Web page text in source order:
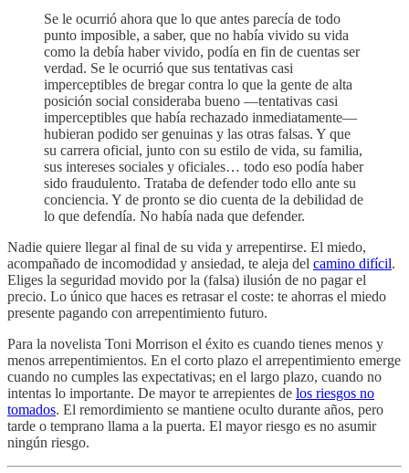
Se le ocurrió ahora que lo que antes parecía de todo
punto imposible, a saber, que no había vivido su vida
como la debía haber vivido, podía en fin de cuentas ser
verdad. Se le ocurrió que sus tentativas casi
imperceptibles de bregar contra lo que la gente de alta
posición social consideraba bueno —tentativas casi
imperceptibles que había rechazado inmediatamente—
hubieran podido ser genuinas y las otras falsas. Y que
su carrera oficial, junto con su estilo de vida, su familia,
sus intereses sociales y oficiales… todo eso podía haber
sido fraudulento. Trataba de defender todo ello ante su
conciencia. Y de pronto se dio cuenta de la debilidad de
lo que defendía. No había nada que defender.
Nadie quiere llegar al final de su vida y arrepentirse. El miedo,
acompañado de incomodidad y ansiedad, te aleja del camino difícil.
Eliges la seguridad movido por la (falsa) ilusión de no pagar el
precio. Lo único que haces es retrasar el coste: te ahorras el miedo
presente pagando con arrepentimiento futuro.
Para la novelista Toni Morrison el éxito es cuando tienes menos y
menos arrepentimientos. En el corto plazo el arrepentimiento emerge
cuando no cumples las expectativas; en el largo plazo, cuando no
intentas lo importante. De mayor te arrepientes de los riesgos no
tomados. El remordimiento se mantiene oculto durante años, pero
tarde o temprano llama a la puerta. El mayor riesgo es no asumir
ningún riesgo.